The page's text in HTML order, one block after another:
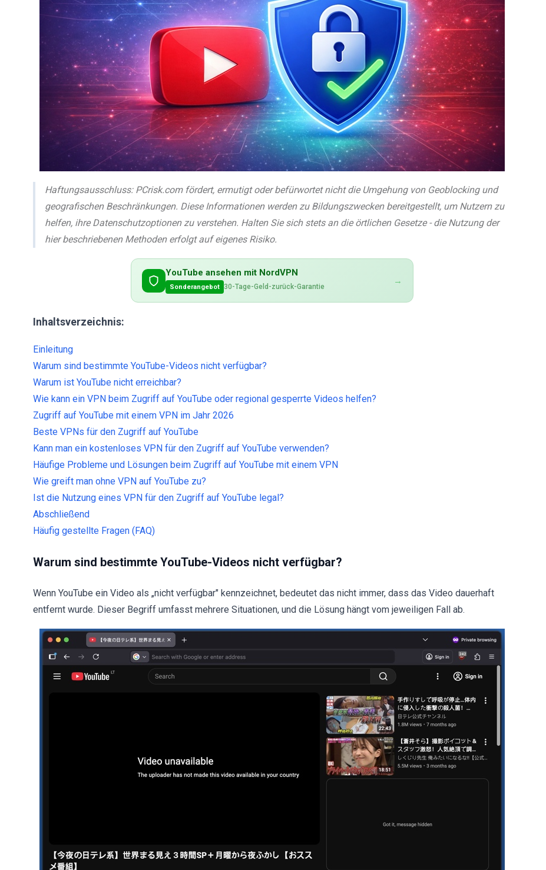
Haftungsausschluss: PCrisk.com fördert, ermutigt oder befürwortet nicht die Umgehung von Geoblocking und
geografischen Beschränkungen. Diese Informationen werden zu Bildungszwecken bereitgestellt, um Nutzern zu
helfen, ihre Datenschutzoptionen zu verstehen. Halten Sie sich stets an die örtlichen Gesetze - die Nutzung der
hier beschriebenen Methoden erfolgt auf eigenes Risiko.
YouTube ansehen mit NordVPN
Sonderangebot 30-Tage-Geld-zurück-Garantie
→
Inhaltsverzeichnis:
Einleitung
Warum sind bestimmte YouTube-Videos nicht verfügbar?
Warum ist YouTube nicht erreichbar?
Wie kann ein VPN beim Zugriff auf YouTube oder regional gesperrte Videos helfen?
Zugriff auf YouTube mit einem VPN im Jahr 2026
Beste VPNs für den Zugriff auf YouTube
Kann man ein kostenloses VPN für den Zugriff auf YouTube verwenden?
Häufige Probleme und Lösungen beim Zugriff auf YouTube mit einem VPN
Wie greift man ohne VPN auf YouTube zu?
Ist die Nutzung eines VPN für den Zugriff auf YouTube legal?
Abschließend
Häufig gestellte Fragen (FAQ)
Warum sind bestimmte YouTube-Videos nicht verfügbar?
Wenn YouTube ein Video als „nicht verfügbar" kennzeichnet, bedeutet das nicht immer, dass das Video dauerhaft
entfernt wurde. Dieser Begriff umfasst mehrere Situationen, und die Lösung hängt vom jeweiligen Fall ab.